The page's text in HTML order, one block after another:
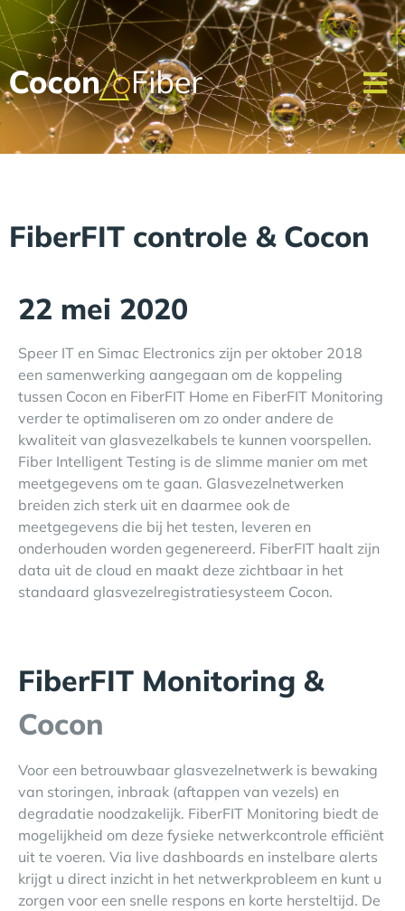
FiberFIT controle & Cocon
22 mei 2020
Speer IT en Simac Electronics zijn per oktober 2018
een samenwerking aangegaan om de koppeling
tussen Cocon en FiberFIT Home en FiberFIT Monitoring
verder te optimaliseren om zo onder andere de
kwaliteit van glasvezelkabels te kunnen voorspellen.
Fiber Intelligent Testing is de slimme manier om met
meetgegevens om te gaan. Glasvezelnetwerken
breiden zich sterk uit en daarmee ook de
meetgegevens die bij het testen, leveren en
onderhouden worden gegenereerd. FiberFIT haalt zijn
data uit de cloud en maakt deze zichtbaar in het
standaard glasvezelregistratiesysteem Cocon.
FiberFIT Monitoring &
Cocon
Voor een betrouwbaar glasvezelnetwerk is bewaking
van storingen, inbraak (aftappen van vezels) en
degradatie noodzakelijk. FiberFIT Monitoring biedt de
mogelijkheid om deze fysieke netwerkcontrole efficiënt
uit te voeren. Via live dashboards en instelbare alerts
krijgt u direct inzicht in het netwerkprobleem en kunt u
zorgen voor een snelle respons en korte hersteltijd. De